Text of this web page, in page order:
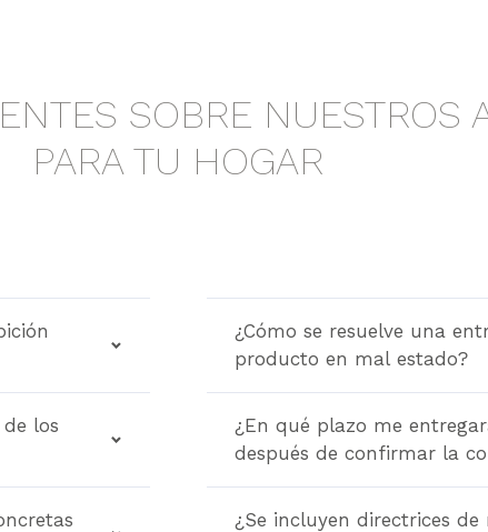
SOBRE NUESTROS
PARA TU HOGAR
los
¿Cómo se resuelve una
producto en mal estado?
¿En qué plazo me
después de confirmar la
¿Se incluyen directrices